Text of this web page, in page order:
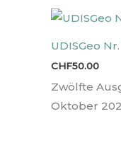
UDISGeo
CHF50.00
Zwölfte
Oktober